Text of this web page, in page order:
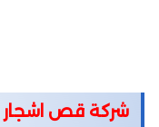
شركة قص اشجار